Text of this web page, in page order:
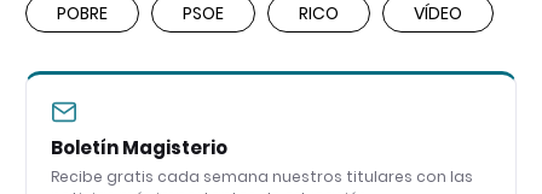
POBRE PSOE RICO VÍDEO
Boletín Magisterio
Recibe gratis cada semana nuestros titulares con las